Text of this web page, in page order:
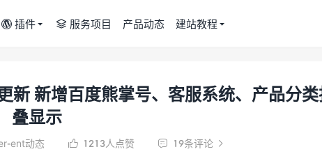
 插件  服务项目 产品动态 建站教程
新增百度熊掌号、客服系统、产品分类
叠显示
ent动态  1213人点赞  19条评论 